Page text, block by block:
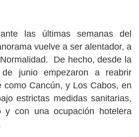
las últimas semanas del
vuelve a ser alentador, a
De hecho, desde la
de junio empezaron a reabrir
como Cancún, y Los Cabos, en
estrictas medidas sanitarias,
y con una ocupación hotelera